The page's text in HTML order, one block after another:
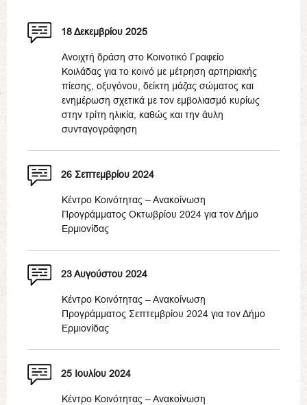
18 Δεκεμβρίου 2025
Ανοιχτή δράση στο Κοινοτικό Γραφείο
Κοιλάδας για το κοινό με μέτρηση αρτηριακής
πίεσης, οξυγόνου, δείκτη μάζας σώματος και
ενημέρωση σχετικά με τον εμβολιασμό κυρίως
στην τρίτη ηλικία, καθώς και την άυλη
συνταγογράφηση
26 Σεπτεμβρίου 2024
Κέντρο Κοινότητας – Ανακοίνωση
Προγράμματος Οκτωβρίου 2024 για τον Δήμο
Ερμιονίδας
23 Αυγούστου 2024
Κέντρο Κοινότητας – Ανακοίνωση
Προγράμματος Σεπτεμβρίου 2024 για τον Δήμο
Ερμιονίδας
25 Ιουλίου 2024
Κέντρο Κοινότητας – Ανακοίνωση